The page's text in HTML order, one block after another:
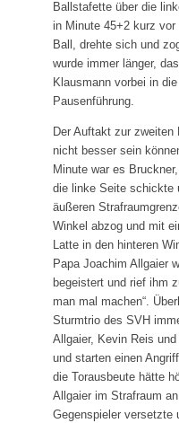
Erfolge
Silvester-Cup
Ballstafette über die
in Minute 45+2 kurz
Ball, drehte sich und
wurde immer länger,
Klausmann vorbei in
Pausenführung.
Der Auftakt zur zweiten
nicht besser sein
Minute war es
die linke Seite schickte
äußeren
Winkel abzog und mit
Latte in den hinteren
Papa Joachim Allgaier
begeistert und rief ihm
man mal machen“.
Sturmtrio des SVH
Allgaier, Kevin Reis
und starten einen
die Torausbeute hätte
Allgaier im Strafraum
Gegenspieler versetzte